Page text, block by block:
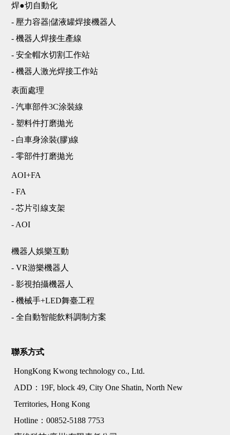
焊●切自動化
- 壓力容器|儲液罐焊接機器人
- 機器人焊接生產線
- 安全帽水切割工作站
- 機器人激光焊接工作站
表面處理
- 汽車部件3C涂裝線
- 塑料件打磨拋光
- 白車身涂裝(膠)線
- 零部件打磨拋光
AOI+FA
- FA
- 芯片引線支架
- AOI
機器人娛樂互動
- VR游樂機器人
- 影視拍攝機器人
- 機械手+LED舞臺工程
- 全自動智能飲料調制方案
聯系方式
HongKong Kwong technology co., Ltd.
ADD：19F, block 49, City One Shatin, North New
Territories, Hong Kong
Hotline：00852-5188 7753